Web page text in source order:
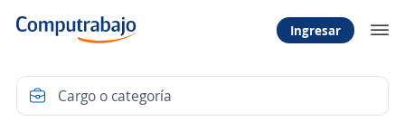
Ingresar